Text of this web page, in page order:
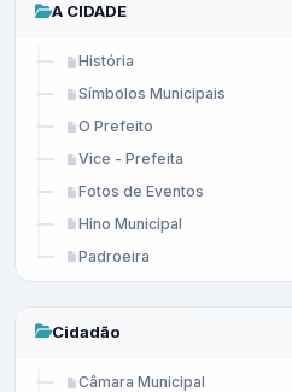
A CIDADE
História
Símbolos Municipais
O Prefeito
Vice - Prefeita
Fotos de Eventos
Hino Municipal
Padroeira
Cidadão
Câmara Municipal